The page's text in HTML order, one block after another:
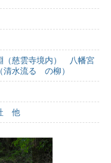
（慈雲寺境内） 八幡宮
水流るゝの柳）
他